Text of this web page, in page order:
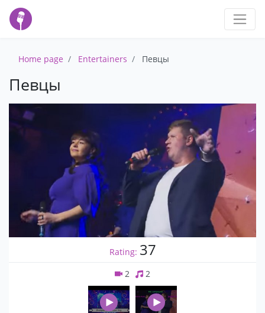
Home page Entertainers Певцы
Певцы
Rating: 37
2 2